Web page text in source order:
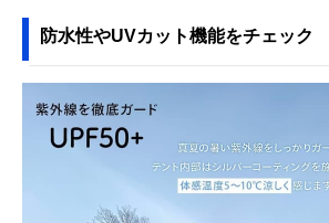
防水性やUVカット機能をチェック